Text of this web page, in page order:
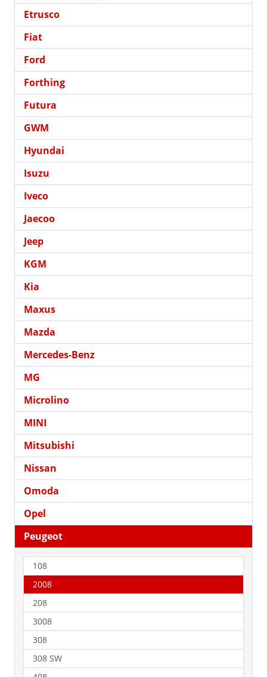
Etrusco
Fiat
Ford
Forthing
Futura
GWM
Hyundai
Isuzu
Iveco
Jaecoo
Jeep
KGM
Kia
Maxus
Mazda
Mercedes-Benz
MG
Microlino
MINI
Mitsubishi
Nissan
Omoda
Opel
Peugeot
108
2008
208
3008
308
308 SW